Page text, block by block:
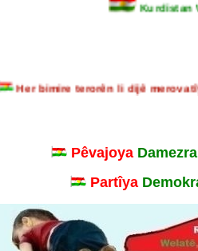
Kurdistan
Her bimire terorên li dijê
Pêvajoya
Partîya